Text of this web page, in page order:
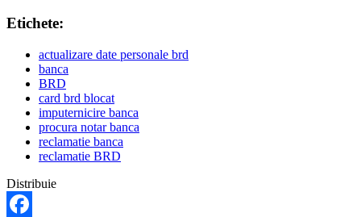
Etichete:
actualizare date personale brd
banca
BRD
card brd blocat
imputernicire banca
procura notar banca
reclamatie banca
reclamatie BRD
Distribuie